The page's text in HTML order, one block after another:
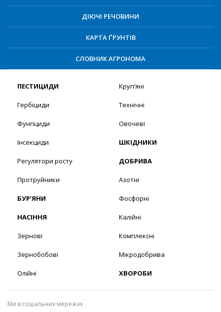
ДІЮЧІ РЕЧОВИНИ
КАРТА ҐРУНТІВ
СЛОВНИК АГРОНОМА
ПЕСТИЦИДИ
Гербіциди
Фунгіциди
Інсекциди
Регулятори росту
Протруйники
БУР’ЯНИ
НАСІННЯ
Зернові
Зернобобові
Олійні
Круп’яні
Технічні
Овочеві
ШКІДНИКИ
ДОБРИВА
Азотні
Фосфорні
Калійні
Комплексні
Мікродобрива
ХВОРОБИ
Ми в соціальних мережах